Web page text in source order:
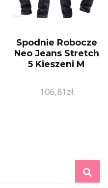
Spodnie Robocze
Neo Jeans Stretch
5 Kieszeni M
106,81zł